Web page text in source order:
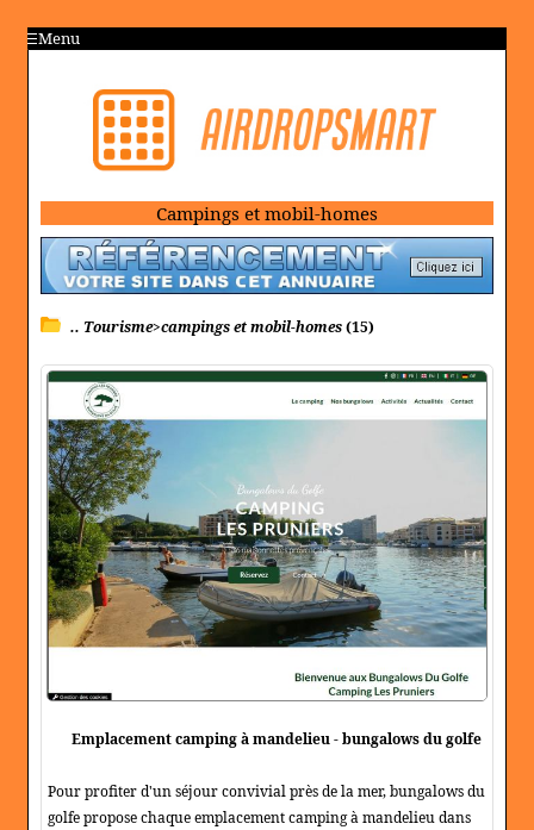
Menu
Campings et mobil-homes
.. Tourisme>campings et mobil-homes(15)
Emplacement camping à mandelieu - bungalows du golfe
Pour profiter d'un séjour convivial près de la mer, bungalows du
golfe propose chaque emplacement camping à mandelieu dans